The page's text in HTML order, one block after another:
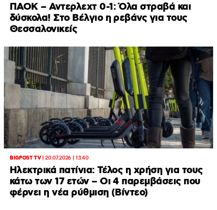
ΠΑΟΚ – Αντερλεχτ 0-1: Όλα στραβά και
δύσκολα! Στο Βέλγιο η ρεβάνς για τους
Θεσσαλονικείς
BIGPOST TV|20.07.2026 | 13:40
Ηλεκτρικά πατίνια: Τέλος η χρήση για τους
κάτω των 17 ετών – Οι 4 παρεμβάσεις που
φέρνει η νέα ρύθμιση (Βίντεο)